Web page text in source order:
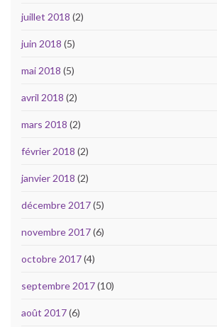
juillet 2018 (2)
juin 2018 (5)
mai 2018 (5)
avril 2018 (2)
mars 2018 (2)
février 2018 (2)
janvier 2018 (2)
décembre 2017(5)
novembre 2017(6)
octobre 2017(4)
septembre 2017(10)
août 2017(6)